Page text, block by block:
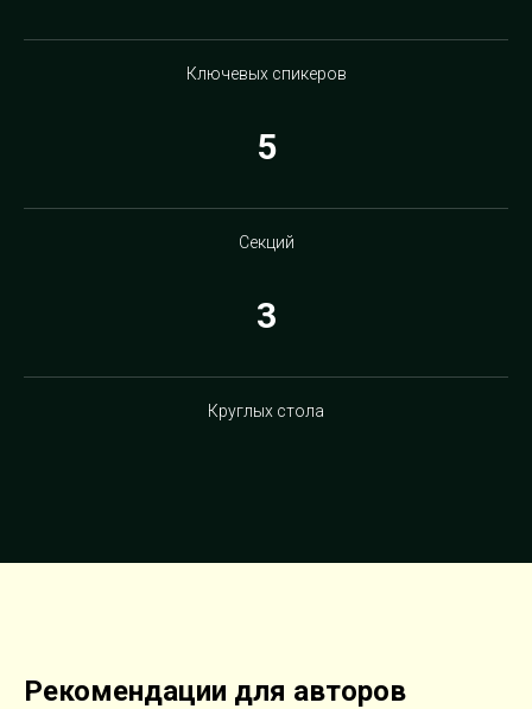
Ключевых спикеров
5
Секций
3
Круглых стола
Рекомендации для авторов